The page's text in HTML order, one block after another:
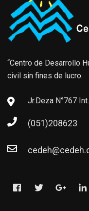
“Centro de Desarrollo
civil sin fines de lucro.
Jr.Deza N°767
(051)208623